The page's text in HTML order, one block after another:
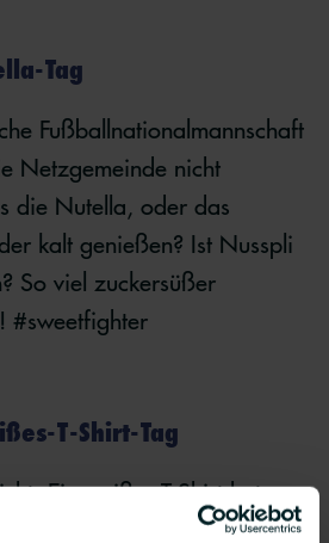
Tag
Fußballnationalmannschaft
Netzgemeinde nicht
die Nutella, oder das
kalt genießen? Ist Nusspli
So viel zuckersüßer
#sweetfighter
T-Shirt-Tag
Ein weißes T-Shirt hat
im Schrank. Ja, auch die